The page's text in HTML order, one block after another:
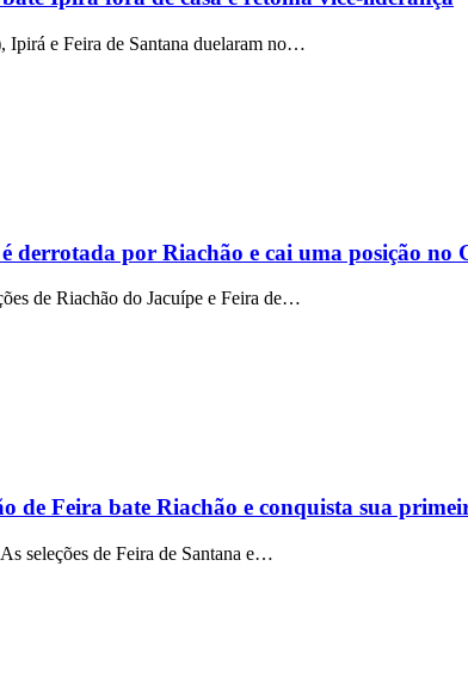
Ipirá e Feira de Santana duelaram no…
derrotada por Riachão e cai uma posição no
de Riachão do Jacuípe e Feira de…
de Feira bate Riachão e conquista sua
seleções de Feira de Santana e…